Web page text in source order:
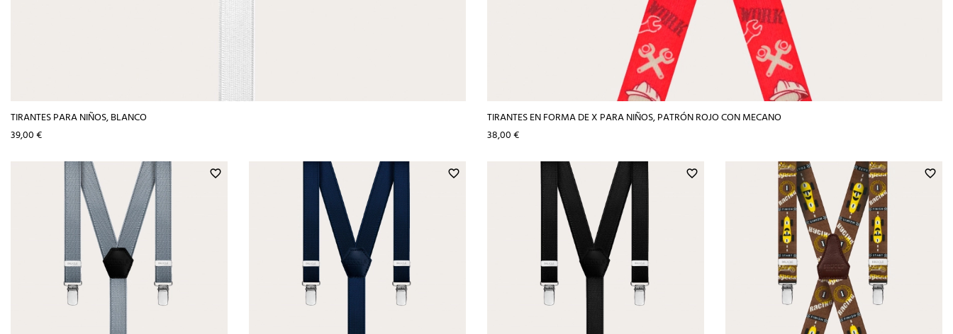
TIRANTES PARA NIÑOS, BLANCO
Precio
39,00 €
TIRANTES EN FORMA DE X PARA NIÑOS, PATRÓN ROJO CON MECANO
Precio
38,00 €
favorite_border favorite_border favorite_border favorite_border